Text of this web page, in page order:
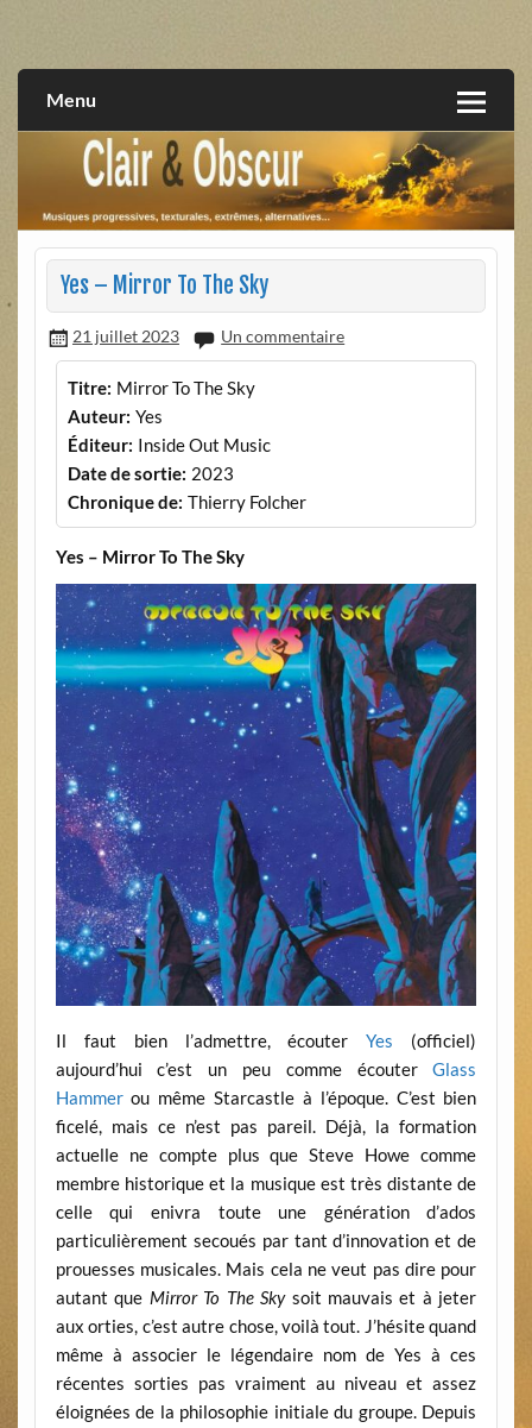
extrêmes, alternatives, texturales
Menu
Yes – Mirror To The Sky
21 juillet 2023 Un commentaire
Titre: Mirror To The Sky
Auteur: Yes
Éditeur: Inside Out Music
Date de sortie: 2023
Chronique de: Thierry Folcher
Yes – Mirror To The Sky
Il faut bien l’admettre, écouterYes (officiel)
aujourd’hui c’est un peu comme écouterGlass
Hammerou même Starcastle à l’époque. C’est bien
ficelé, mais ce n’est pas pareil. Déjà, la formation
actuelle ne compte plus que Steve Howe comme
membre historique et la musique est très distante de
celle qui enivra toute une génération d’ados
particulièrement secoués par tant d’innovation et de
prouesses musicales. Mais cela ne veut pas dire pour
autant que Mirror To The Skysoit mauvais et à jeter
aux orties, c’est autre chose, voilà tout. J’hésite quand
même à associer le légendaire nom de Yes à ces
récentes sorties pas vraiment au niveau et assez
éloignées de la philosophie initiale du groupe. Depuis